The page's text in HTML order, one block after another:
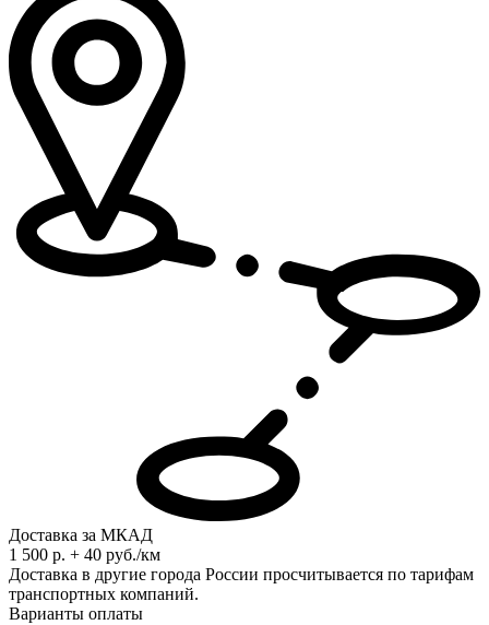
Доставка за МКАД
1 500 р. + 40 руб./км
Доставка в другие города России просчитывается по тарифам
транспортных компаний.
Варианты оплаты